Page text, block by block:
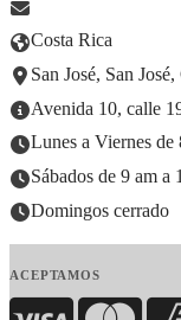
Costa Rica
San José, San
Avenida 10, calle
Lunes a Viernes de
Sábados de 9 am a
Domingos cerrado
ACEPTAMOS
Visa